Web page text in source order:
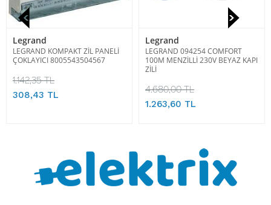
Legrand
LEGRAND KOMPAKT ZİL PANELİ
ÇOKLAYICI 8005543504567
1.142,35 TL
308,43 TL
Legrand
LEGRAND 094254 COMFORT
100M MENZİLLİ 230V BEYAZ KAPI
ZİLİ
4.680,00 TL
1.263,60 TL